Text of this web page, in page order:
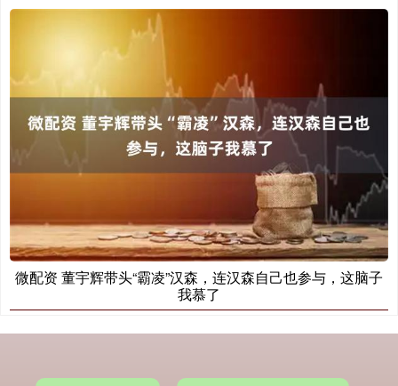
微配资 董宇辉带头“霸凌”汉森，连汉森自己也参与，这脑子
我慕了